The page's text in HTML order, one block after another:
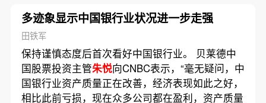
多迹象显示中国银行业状况进一步走强
田铁军
保持谨慎态度后首次看好中国银行业。 贝莱德中
国股票投资主管朱悦向CNBC表示，“毫无疑问，中
国银行业资产质量正在改善，经济表现如此之好，
相比此前亏损，现在众多公司都在盈利，资产质量